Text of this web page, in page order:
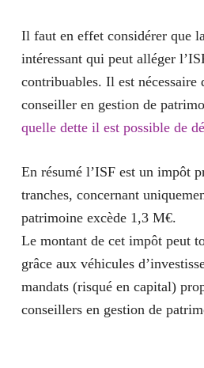
Il faut en effet considérer que
intéressant qui peut alléger
contribuables. Il est nécessaire
conseiller en gestion de
quelle dette il est possible de
En résumé l’ISF est un impôt
tranches, concernant
patrimoine excède 1,3 M€.
Le montant de cet impôt peut
grâce aux véhicules
mandats (risqué en capital)
conseillers en gestion de